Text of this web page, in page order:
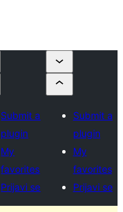
Submit a
plugin
My
favorites
Prijavi se
Submit a
plugin
My
favorites
Prijavi se